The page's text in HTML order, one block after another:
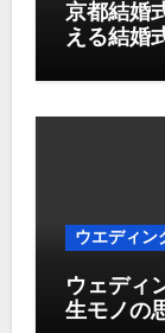
京都結婚
える結婚
ウエディン
ウェディ
生モノの